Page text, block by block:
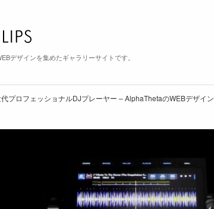
デザインを集めたギャラリーサイトです。
プロフェッショナルDJプレーヤー – AlphaThetaのWEBデザイン